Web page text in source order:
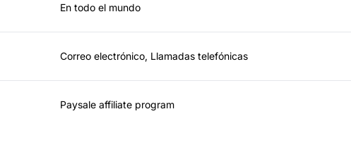
En todo el mundo
Correo electrónico, Llamadas telefónicas
Paysale affiliate program